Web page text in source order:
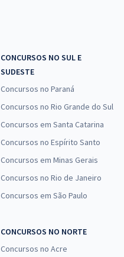
CONCURSOS NO SUL E
SUDESTE
Concursos no Paraná
Concursos no Rio Grande do Sul
Concursos em Santa Catarina
Concursos no Espírito Santo
Concursos em Minas Gerais
Concursos no Rio de Janeiro
Concursos em São Paulo
CONCURSOS NO NORTE
Concursos no Acre